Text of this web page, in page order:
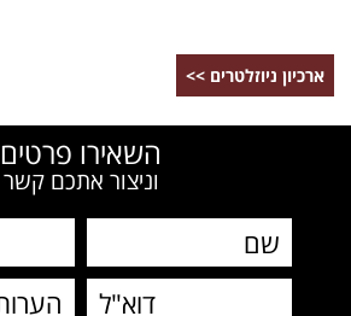
ארכיון ניוזלטרים >>
השאירו פרטים
וניצור אתכם קשר